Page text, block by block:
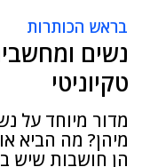
בראש הכותרות
נשים
טקיוניטי
מדור מיוחד על
מיהן? מה הביא
הן חושבות שיש